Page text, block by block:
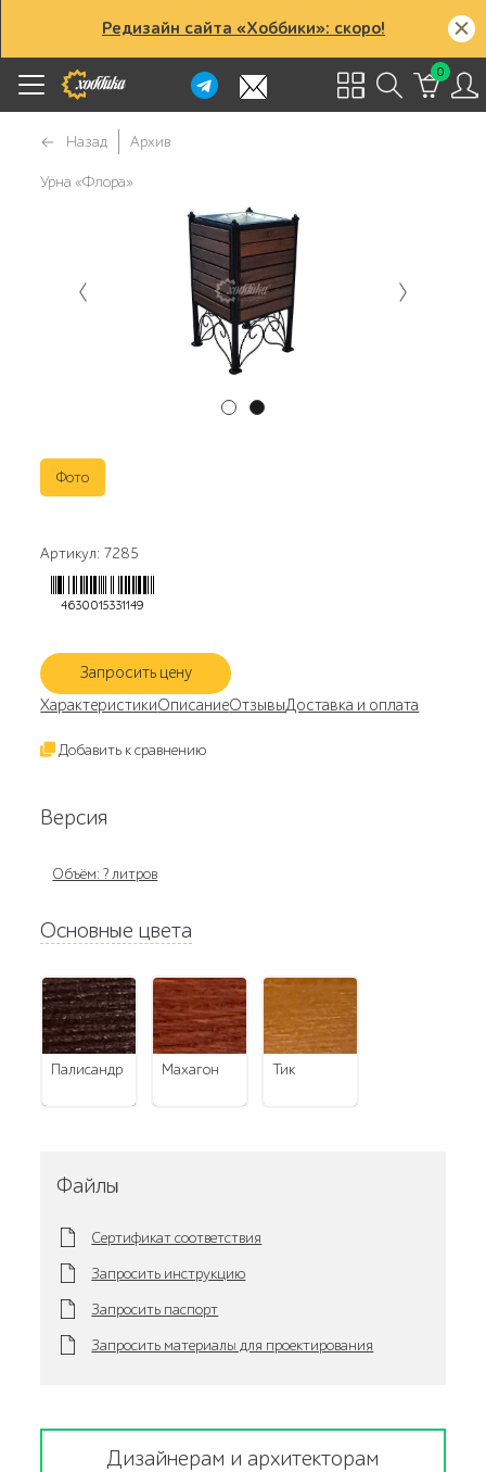
Редизайн сайта «Хоббики»: скоро!
0
Назад Архив
Урна «Флора»
Фото
Артикул: 7285
4630015331149
Запросить цену
ХарактеристикиОписаниеОтзывыДоставка и оплата
Добавить к сравнению
Версия
Объём: ? литров
Основные цвета
палисандр махагон тик
Файлы
Сертификат соответствия
Запросить инструкцию
Запросить паспорт
Запросить материалы для проектирования
Дизайнерам и архитекторам